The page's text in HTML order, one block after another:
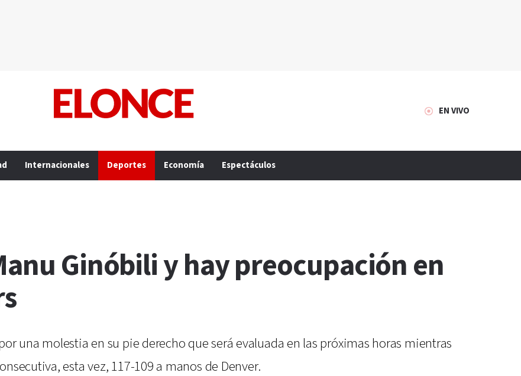
EN VIVO
Internacionales Deportes Economía Espectáculos
Ginóbili y hay preocupación en
una molestia en su pie derecho que será evaluada en las próximas horas mientras
esta vez, 117-109 a manos de Denver.